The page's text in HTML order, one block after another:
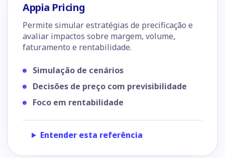
Appia Pricing
Permite simular estratégias de precificação e
avaliar impactos sobre margem, volume,
faturamento e rentabilidade.
Simulação de cenários
Decisões de preço com previsibilidade
Foco em rentabilidade
Entender esta referência